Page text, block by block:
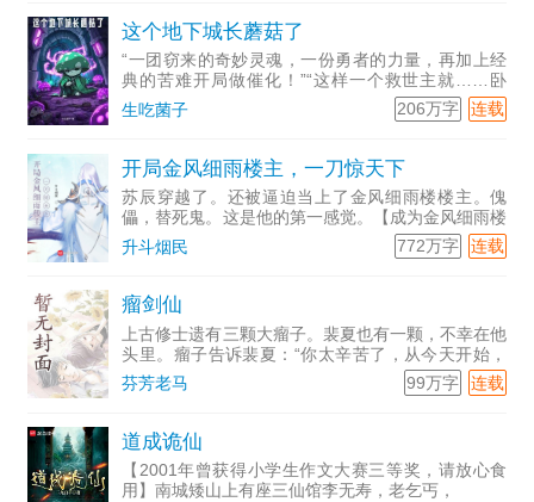
这个地下城长蘑菇了
“一团窃来的奇妙灵魂，一份勇者的力量，再加上经
典的苦难开局做催化！”“这样一个救世主就……卧
槽，蘑...
生吃菌子 连载
206万字
开局金风细雨楼主，一刀惊天下
苏辰穿越了。还被逼迫当上了金风细雨楼楼主。傀
儡，替死鬼。这是他的第一感觉。【成为金风细雨楼
楼主，，获得人物神刀无敌白天羽，冰麒麟臂，白色
抽奖卡3张。】自从看到这个，苏辰心定了。他心
升斗烟民 连载
772万字
瘤剑仙
上古修士遗有三颗大瘤子。裴夏也有一颗，不幸在他
头里。瘤子告诉裴夏：“你太辛苦了，从今天开始，
我希望...
芬芳老马 连载
99万字
道成诡仙
【2001年曾获得小学生作文大赛三等奖，请放心食
用】南城矮山上有座三仙馆李无寿，老乞丐，